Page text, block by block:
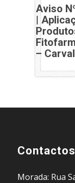
Aviso
|
–
Morada: Rua